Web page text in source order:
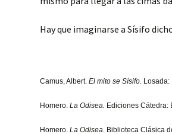
Hay que imaginarse a Sísifo
Camus, Albert. El mito se Sísifo .
Homero. La Odisea. Ediciones Cátedra:
Homero. La Odisea. Biblioteca Clásica